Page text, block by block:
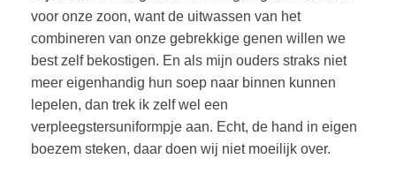
voor onze zoon, want de uitwassen van het
combineren van onze gebrekkige genen willen we
best zelf bekostigen. En als mijn ouders straks niet
meer eigenhandig hun soep naar binnen kunnen
lepelen, dan trek ik zelf wel een
verpleegstersuniformpje aan. Echt, de hand in eigen
boezem steken, daar doen wij niet moeilijk over.